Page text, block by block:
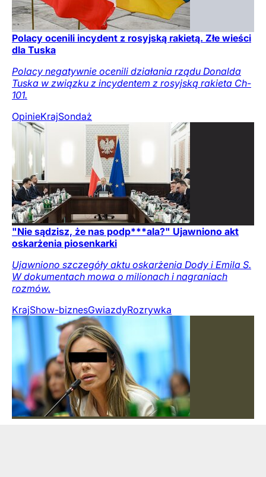
Polacy ocenili incydent z rosyjską rakietą. Złe wieści
dla Tuska
Polacy negatywnie ocenili działania rządu Donalda
Tuska w związku z incydentem z rosyjską rakieta Ch-
101.
OpinieKrajSondaż
"Nie sądzisz, że nas podp***ala?" Ujawniono akt
oskarżenia piosenkarki
Ujawniono szczegóły aktu oskarżenia Dody i Emila S.
W dokumentach mowa o milionach i nagraniach
rozmów.
KrajShow-biznesGwiazdyRozrywka